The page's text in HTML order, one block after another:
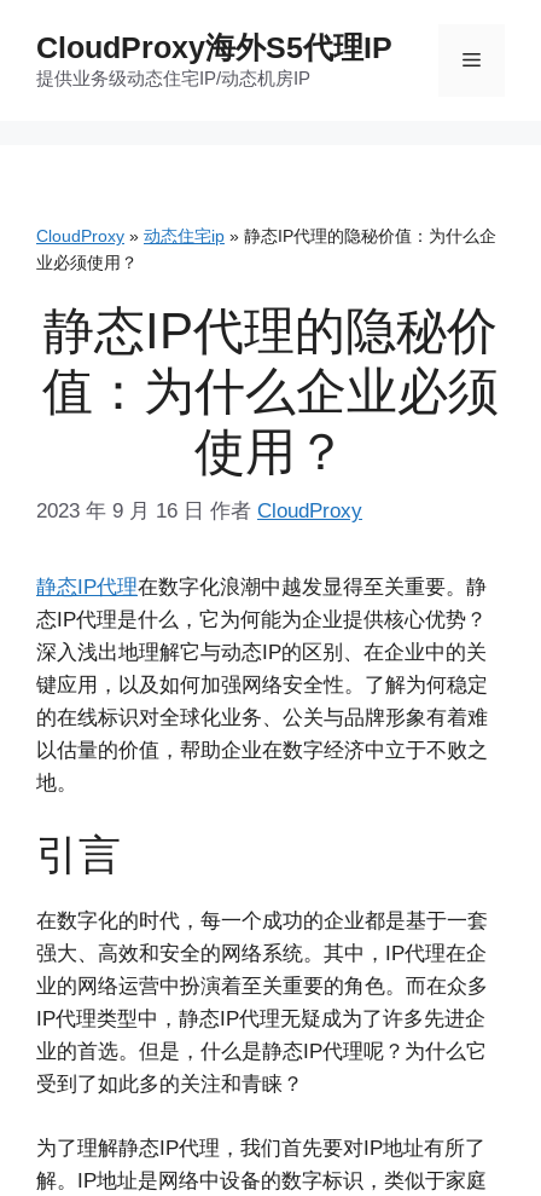
CloudProxy海外S5代理IP
提供业务级动态住宅IP/动态机房IP
菜
CloudProxy » 动态住宅ip » 静态IP代理的隐秘价值：为什么企
业必须使用？
静态IP代理的隐秘价
值：为什么企业必须
使用？
2023 年 9 月 16 日 作者 CloudProxy
静态IP代理在数字化浪潮中越发显得至关重要。静
态IP代理是什么，它为何能为企业提供核心优势？
深入浅出地理解它与动态IP的区别、在企业中的关
键应用，以及如何加强网络安全性。了解为何稳定
的在线标识对全球化业务、公关与品牌形象有着难
以估量的价值，帮助企业在数字经济中立于不败之
地。
引言
在数字化的时代，每一个成功的企业都是基于一套
强大、高效和安全的网络系统。其中，IP代理在企
业的网络运营中扮演着至关重要的角色。而在众多
IP代理类型中，静态IP代理无疑成为了许多先进企
业的首选。但是，什么是静态IP代理呢？为什么它
受到了如此多的关注和青睐？
为了理解静态IP代理，我们首先要对IP地址有所了
解。IP地址是网络中设备的数字标识，类似于家庭